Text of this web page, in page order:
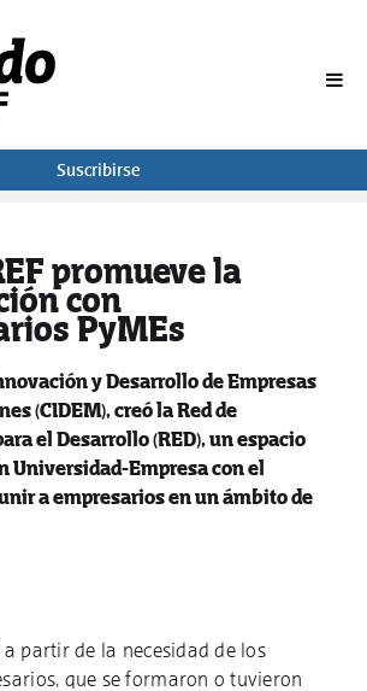
Suscribirse
promueve la
con
PyMEs
y Desarrollo de Empresas
(CIDEM), creó la Red de
el Desarrollo (RED), un espacio
Universidad-Empresa con el
a empresarios en un ámbito de
a partir de la necesidad de los
que se formaron o tuvieron